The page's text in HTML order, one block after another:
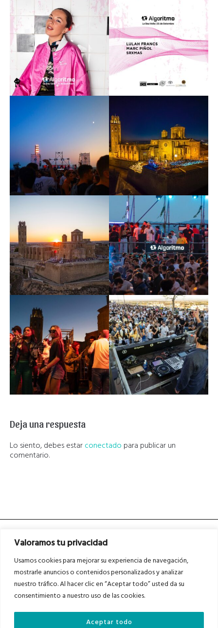
Valoramos tu privacidad
Usamos cookies para mejorar su experiencia de navegación,
mostrarle anuncios o contenidos personalizados y analizar
nuestro tráfico. Al hacer clic en “Aceptar todo” usted da su
consentimiento a nuestro uso de las cookies.
Aceptar todo
Deja una respuesta
Lo siento, debes estarconectado para publicar un
comentario.
Asociados a
Auditados por